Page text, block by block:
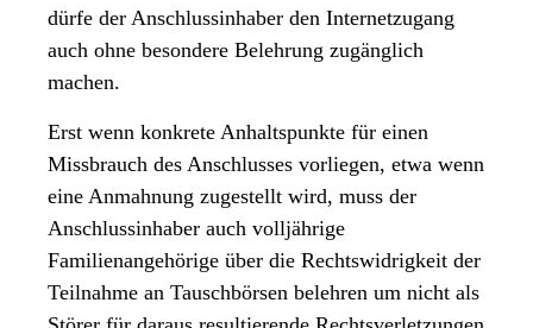
dürfe der Anschlussinhaber den Internetzugang
auch ohne besondere Belehrung zugänglich
machen.
Erst wenn konkrete Anhaltspunkte für einen
Missbrauch des Anschlusses vorliegen, etwa wenn
eine Anmahnung zugestellt wird, muss der
Anschlussinhaber auch volljährige
Familienangehörige über die Rechtswidrigkeit der
Teilnahme an Tauschbörsen belehren um nicht als